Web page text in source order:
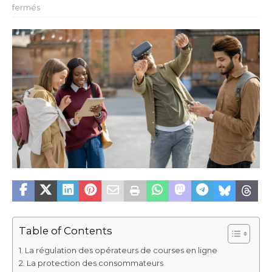
fermés
Table of Contents
La régulation des opérateurs de courses en ligne
La protection des consommateurs